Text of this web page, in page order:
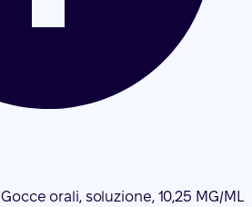
Gocce orali, soluzione, 10,25 MG/ML